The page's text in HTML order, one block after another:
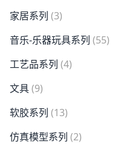
家居系列 (3)
音乐-乐器玩具系列 (55)
工艺品系列 (4)
文具(9)
软胶系列 (13)
仿真模型系列 (2)